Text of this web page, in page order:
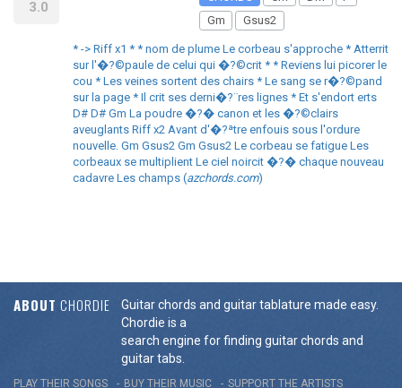
3.0
Gm
Gsus2
* -> Riff x1 * * nom de plume Le corbeau s'approche * Atterrit
sur l'�?©paule de celui qui �?©crit * * Reviens lui picorer le
cou * Les veines sortent des chairs * Le sang se r�?©pand
sur la page * Il crit ses derni�?¨res lignes * Et s'endort erts
D# D# Gm La poudre �?� canon et les �?©clairs
aveuglants Riff x2 Avant d'�?ªtre enfouis sous l'ordure
nouvelle. Gm Gsus2 Gm Gsus2 Le corbeau se fatigue Les
corbeaux se multiplient Le ciel noircit �?� chaque nouveau
cadavre Les champs (azchords.com)
ABOUT CHORDIE
Guitar chords and guitar tablature made easy.
Chordie is a
search engine for finding guitar chords and
guitar tabs.
PLAY THEIR SONGS BUY THEIR MUSIC SUPPORT THE ARTISTS